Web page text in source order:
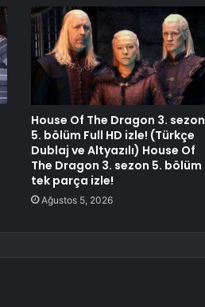
House Of The Dragon 3. sezon
5. bölüm Full HD izle! (Türkçe
Dublaj ve Altyazılı) House Of
The Dragon 3. sezon 5. bölüm
tek parça izle!
Ağustos 5, 2026